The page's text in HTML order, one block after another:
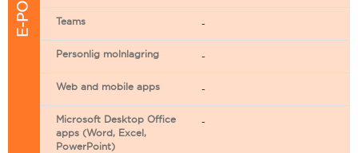
Teams -
Personlig molnlagring -
Web and mobile apps -
Microsoft Desktop Office
apps (Word, Excel,
PowerPoint)
-